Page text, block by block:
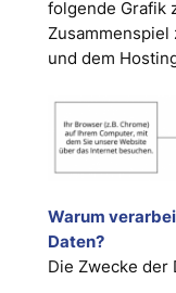
folgende Grafik
und dem
Warum
Daten?
Die Zwecke der